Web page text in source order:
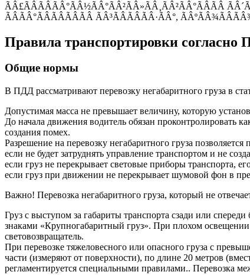
ÃÂ£ÃÂÃÂÃÂ°ÃÂ½ÃÂ°ÃÂ²ÃÂ»ÃÂ¸ÃÂ²ÃÂ°ÃÂÃÂ
ÃÂÃÂ°ÃÂÃÂÃÂÃÂ ÃÂ³ÃÂÃÂÃÂ·ÃÂ°,
Правила транспортировки согласно
Общие нормы
В ПДД рассматривают перевозку негабаритного груза в
Допустимая масса не превышает величину, которую
До начала движения водитель обязан проконтролировать
создания помех.
Разрешение на перевозку негабаритного груза
если не будет затруднять управление транспортом и не
если груз не перекрывает световые приборы транспорта,
если груз при движении не перекрывает шумовой фон в
Важно! Перевозка негабаритного груза, который не
Груз с выступом за габариты транспорта сзади или
знаками «Крупногабаритный груз». При плохом
световозвращатель.
При перевозке тяжеловесного или опасного груза с
части (измеряют от поверхности), по длине 20 метров
регламентируется специальными правилами.. Перевозка